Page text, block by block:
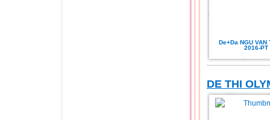
De+Da NGU VAN
2016-PT
DE THI